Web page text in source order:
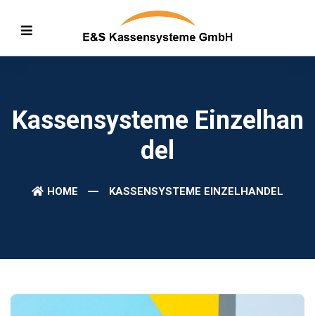
Kassensysteme Einzelhan
Del
HOME KASSENSYSTEME EINZELHANDEL